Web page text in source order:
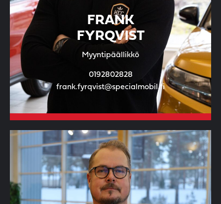
FRANK
FYRQVIST
Myyntipäällikkö
0192802828
frank.fyrqvist@specialmobil.fi